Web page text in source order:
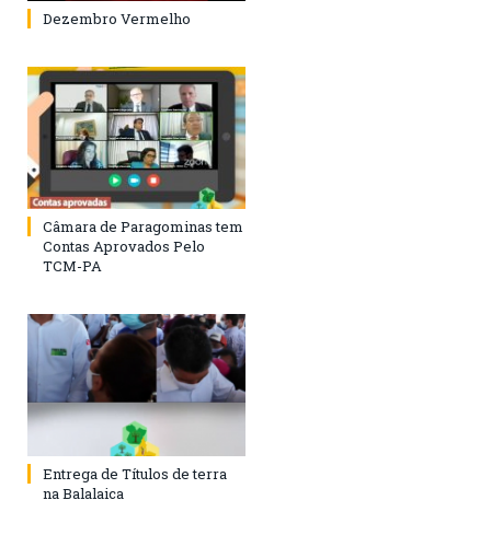
Dezembro Vermelho
Câmara de Paragominas tem
Contas Aprovados Pelo
TCM-PA
Entrega de Títulos de terra
na Balalaica